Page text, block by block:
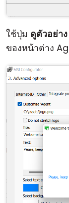
ใช้ปุ่ม ดูตัวอย่าง
ของหน้าต่าง